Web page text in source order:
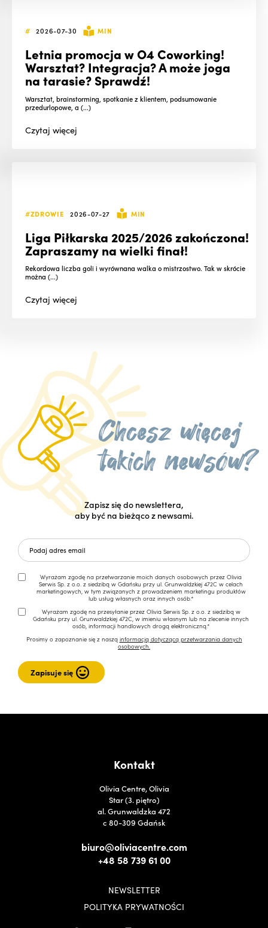
# 2026-07-30 MIN
Letnia promocja w O4 Coworking!
Warsztat? Integracja? A może joga
na tarasie? Sprawdź!
Warsztat, brainstorming, spotkanie z klientem, podsumowanie
przedurlopowe, a (...)
Czytajwięcej
#ZDROWIE 2026-07-27 MIN
Liga Piłkarska 2025/2026 zakończona!
Zapraszamy na wielki finał!
Rekordowa liczba goli i wyrównana walka o mistrzostwo. Tak w skrócie
można (...)
Czytajwięcej
Zapisz się do newslettera,
aby być na bieżąco z newsami.
Wyrażam zgodę na przetwarzanie moich danych osobowych przez Olivia
Serwis Sp. z o.o. z siedzibą w Gdańsku przy ul. Grunwaldzkiej 472C w celach
marketingowych, w tym związanych z prowadzeniem marketingu produktów
lub usług własnych oraz innych osób.*
Wyrażam zgodę na przesyłanie przez Olivia Serwis Sp. z o.o. z siedzibą w
Gdańsku przy ul. Grunwaldzkiej 472C, w imieniu własnym lub na zlecenie innych
osób, informacji handlowych drogą elektroniczną.*
Prosimy o zapoznanie się z naszą informacją dotyczącą przetwarzania danych
osobowych.
Kontakt
Olivia Centre, Olivia
Star (3. piętro)
al. Grunwaldzka 472
c 80-309 Gdańsk
biuro@oliviacentre.com
+48 58 739 61 00
NEWSLETTER
POLITYKA PRYWATNOŚCI